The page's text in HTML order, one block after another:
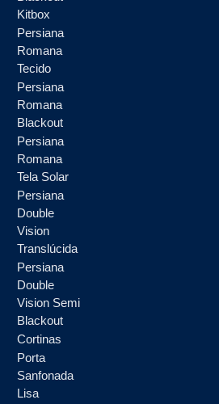
Kitbox
Persiana
Romana
Tecido
Persiana
Romana
Blackout
Persiana
Romana
Tela Solar
Persiana
Double
Vision
Translúcida
Persiana
Double
Vision Semi
Blackout
Cortinas
Porta
Sanfonada
Lisa